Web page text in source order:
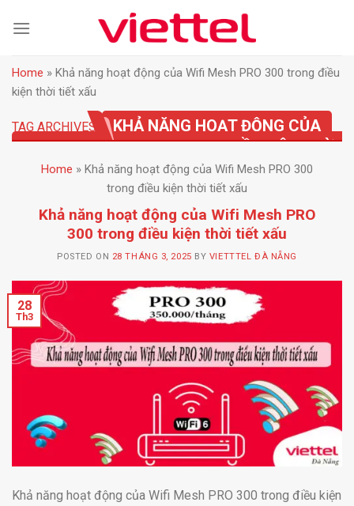
Home » Khả năng hoạt động của Wifi Mesh PRO 300 trong điều
kiện thời tiết xấu
TAG ARCHIVES:
KHẢ NĂNG HOẠT ĐỘNG CỦA
WIFI MESH PRO 300 TRONG ĐIỀU KIỆN THỜI
TIẾT XẤU
Home » Khả năng hoạt động của Wifi Mesh PRO 300
trong điều kiện thời tiết xấu
Khả năng hoạt động của Wifi Mesh PRO
300 trong điều kiện thời tiết xấu
POSTED ON 28 THÁNG 3, 2025 BY VIETTTEL ĐÀ NẴNG
28
Th3
Khả năng hoạt động của Wifi Mesh PRO 300 trong điều kiện